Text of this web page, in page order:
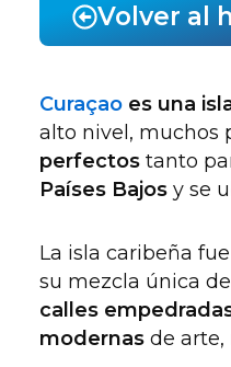
Volver al
Curaçaoes una
alto nivel, muchos
perfectostanto
Países Bajosy se
La isla caribeña
su mezcla única de
calles
modernasde arte,